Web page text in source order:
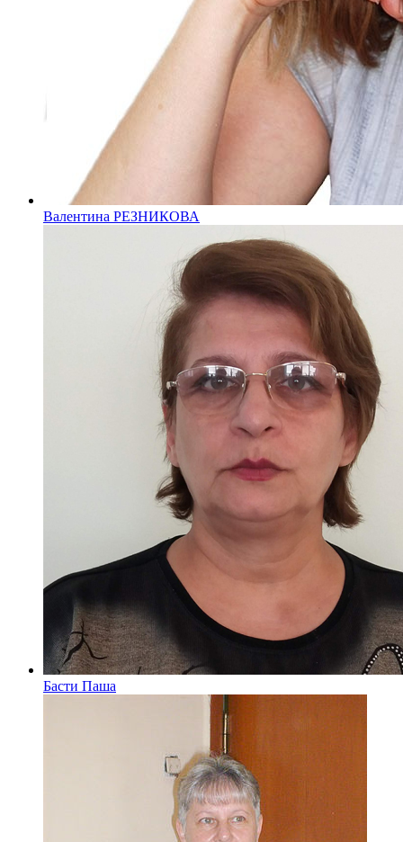
Валентина РЕЗНИКОВА
Басти Паша